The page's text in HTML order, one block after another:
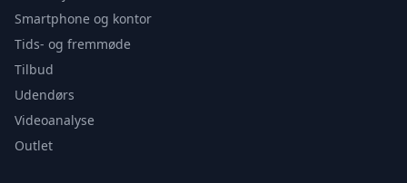
Smartphone og kontor
Tids- og fremmøde
Tilbud
Udendørs
Videoanalyse
Outlet